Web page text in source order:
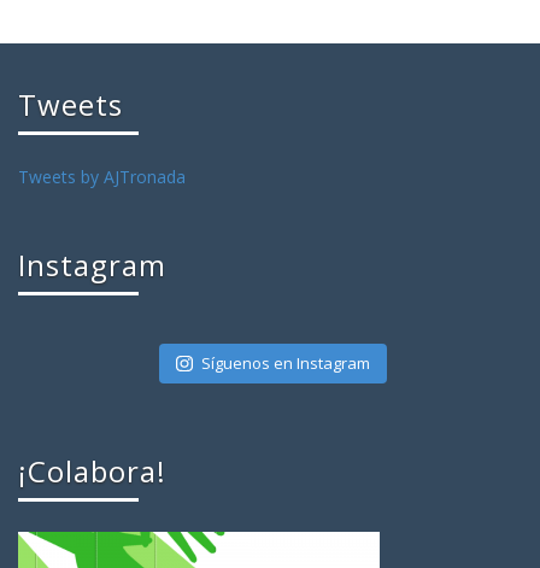
Tweets
Tweets by AJTronada
Instagram
Síguenos en Instagram
¡Colabora!